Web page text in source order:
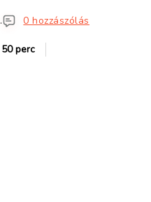
0 hozzászólás
50 perc